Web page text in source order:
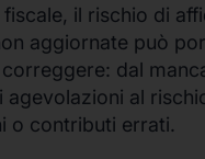
il rischio di
aggiornate può
dal
agevolazioni al
o contributi errati.